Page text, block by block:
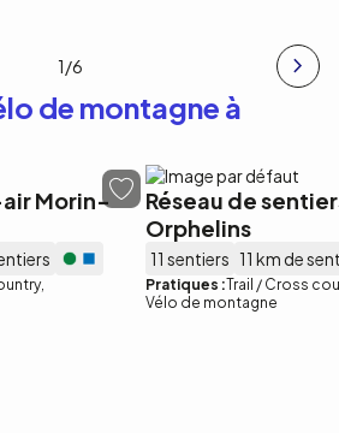
1/6
de montagne à
Morin-
Réseau de
Orphelins
11 sentiers 11 km de
Pratiques :Trail / Cross
Vélo de montagne